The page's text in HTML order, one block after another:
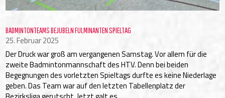
BADMINTONTEAMS BEJUBELN FULMINANTEN SPIELTAG
25. Februar 2025
Der Druck war groß am vergangenen Samstag. Vor allem für die
zweite Badmintonmannschaft des HTV. Denn bei beiden
Begegnungen des vorletzten Spieltags durfte es keine Niederlage
geben. Das Team war auf den letzten Tabellenplatz der